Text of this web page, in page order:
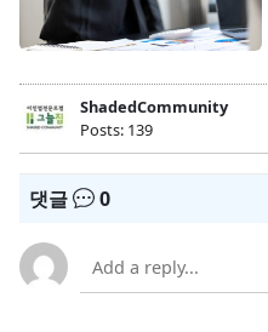
ShadedCommunity
Posts: 139
댓글 0